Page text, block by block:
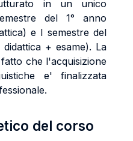
in un unico
del 1° anno
e I semestre del
+ esame). La
che l'acquisizione
e' finalizzata
del corso